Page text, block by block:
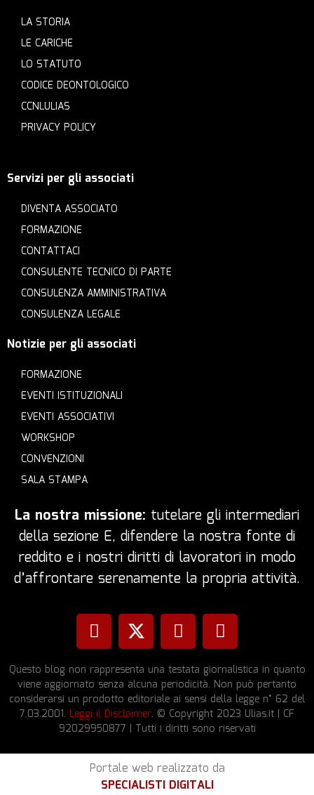
LA STORIA
LE CARICHE
LO STATUTO
CODICE DEONTOLOGICO
CCNLULIAS
PRIVACY POLICY
Servizi per gli associati
DIVENTA ASSOCIATO
FORMAZIONE
CONTATTACI
CONSULENTE TECNICO DI PARTE
CONSULENZA AMMINISTRATIVA
CONSULENZA LEGALE
Notizie per gli associati
FORMAZIONE
EVENTI ISTITUZIONALI
EVENTI ASSOCIATIVI
WORKSHOP
CONVENZIONI
SALA STAMPA
La nostra missione: tutelare gli intermediari
della sezione E, difendere la nostra fonte di
reddito e i nostri diritti di lavoratori in modo
d’affrontare serenamente la propria attività.
Questo blog non rappresenta una testata giornalistica in quanto
viene aggiornato senza alcuna periodicità. Non può pertanto
considerarsi un prodotto editoriale ai sensi della legge n° 62 del
7.03.2001. Leggi il Disclaimer. © Copyright 2023 Ulias.it | CF
92029950877 | Tutti i diritti sono riservati
Portale web realizzato da
SPECIALISTI DIGITALI